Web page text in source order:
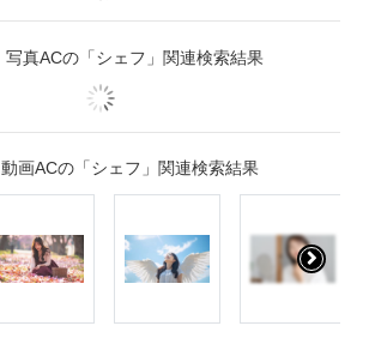
写真ACの「シェフ」関連検索結果
動画ACの「シェフ」関連検索結果